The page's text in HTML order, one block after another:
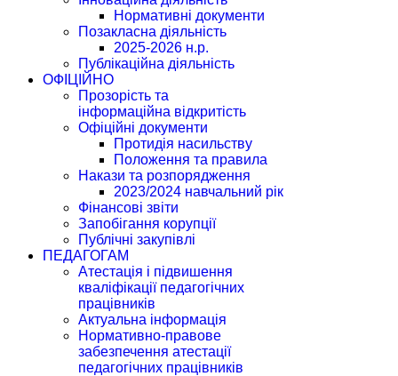
Нормативні документи
Позакласна діяльність
2025-2026 н.р.
Публікаційна діяльність
ОФІЦІЙНО
Прозорість та
інформаційна відкритість
Офіційні документи
Протидія насильству
Положення та правила
Накази та розпорядження
2023/2024 навчальний рік
Фінансові звіти
Запобігання корупції
Публічні закупівлі
ПЕДАГОГАМ
Атестація і підвишення
кваліфікації педагогічних
працівників
Актуальна інформація
Нормативно-правове
забезпечення атестації
педагогічних працівників